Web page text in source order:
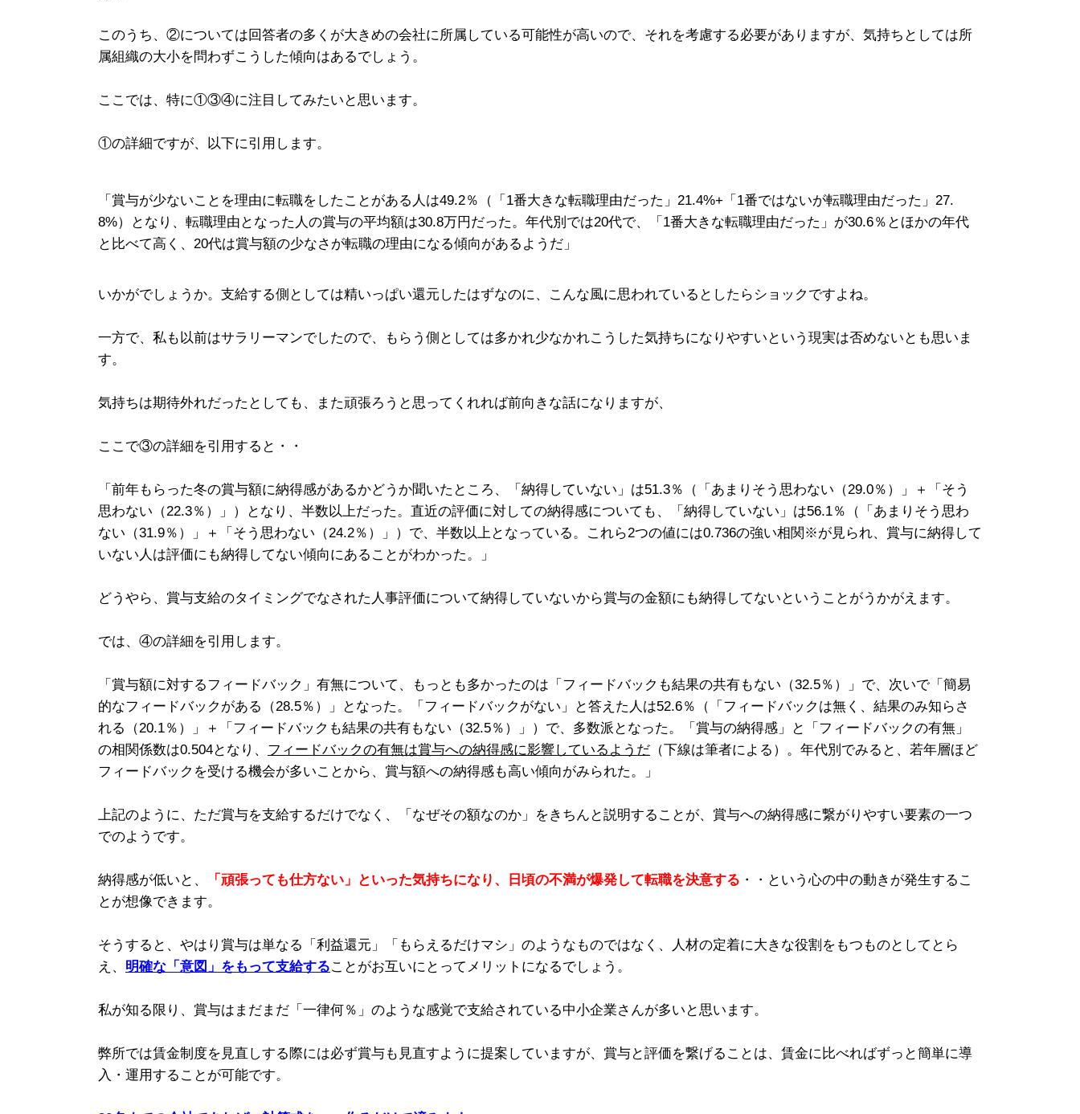
このうち、②については回答者の多くが大きめの会社に所属している可能性が高いので、それを考慮する必要がありますが、気持ちとしては所
属組織の大小を問わずこうした傾向はあるでしょう。
ここでは、特に①③④に注目してみたいと思います。
①の詳細ですが、以下に引用します。
「賞与が少ないことを理由に転職をしたことがある人は49.2％（「1番大きな転職理由だった」21.4%+「1番ではないが転職理由だった」27.
8%）となり、転職理由となった人の賞与の平均額は30.8万円だった。年代別では20代で、「1番大きな転職理由だった」が30.6％とほかの年代
と比べて高く、20代は賞与額の少なさが転職の理由になる傾向があるようだ」
いかがでしょうか。支給する側としては精いっぱい還元したはずなのに、こんな風に思われているとしたらショックですよね。
一方で、私も以前はサラリーマンでしたので、もらう側としては多かれ少なかれこうした気持ちになりやすいという現実は否めないとも思いま
す。
気持ちは期待外れだったとしても、また頑張ろうと思ってくれれば前向きな話になりますが、
ここで③の詳細を引用すると・・
「前年もらった冬の賞与額に納得感があるかどうか聞いたところ、「納得していない」は51.3％（「あまりそう思わない（29.0％）」＋「そう
思わない（22.3％）」）となり、半数以上だった。直近の評価に対しての納得感についても、「納得していない」は56.1％（「あまりそう思わ
ない（31.9％）」＋「そう思わない（24.2％）」）で、半数以上となっている。これら2つの値には0.736の強い相関※が見られ、賞与に納得して
いない人は評価にも納得してない傾向にあることがわかった。」
どうやら、賞与支給のタイミングでなされた人事評価について納得していないから賞与の金額にも納得してないということがうかがえます。
では、④の詳細を引用します。
「賞与額に対するフィードバック」有無について、もっとも多かったのは「フィードバックも結果の共有もない（32.5％）」で、次いで「簡易
的なフィードバックがある（28.5％）」となった。「フィードバックがない」と答えた人は52.6％（「フィードバックは無く、結果のみ知らさ
れる（20.1％）」＋「フィードバックも結果の共有もない（32.5％）」）で、多数派となった。「賞与の納得感」と「フィードバックの有無」
の相関係数は0.504となり、 フィードバックの有無は賞与への納得感に影響しているようだ （下線は筆者による）。年代別でみると、若年層ほど
フィードバックを受ける機会が多いことから、賞与額への納得感も高い傾向がみられた。」
上記のように、ただ賞与を支給するだけでなく、「なぜその額なのか」をきちんと説明することが、賞与への納得感に繋がりやすい要素の一つ
でのようです。
納得感が低いと、 「頑張っても仕方ない」といった気持ちになり、日頃の不満が爆発して転職を決意する ・・という心の中の動きが発生するこ
とが想像できます。
そうすると、やはり賞与は単なる「利益還元」「もらえるだけマシ」のようなものではなく、人材の定着に大きな役割をもつものとしてとら
え、 明確な「意図」をもって支給することがお互いにとってメリットになるでしょう。
私が知る限り、賞与はまだまだ「一律何％」のような感覚で支給されている中小企業さんが多いと思います。
弊所では賃金制度を見直しする際には必ず賞与も見直すように提案していますが、賞与と評価を繋げることは、賃金に比べればずっと簡単に導
入・運用することが可能です。